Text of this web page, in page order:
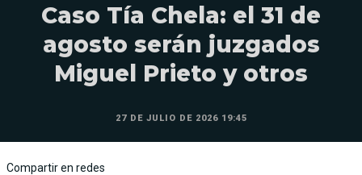
Caso Tía Chela: el 31 de
agosto serán juzgados
Miguel Prieto y otros
27 DE JULIO DE 2026 19:45
Compartir en redes